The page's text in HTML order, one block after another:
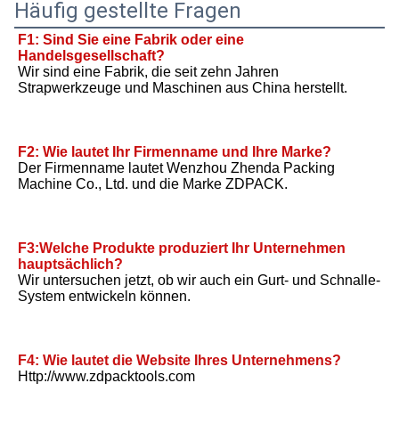
Häufig gestellte Fragen
F1: Sind Sie eine Fabrik oder eine
Handelsgesellschaft?
Wir sind eine Fabrik, die seit zehn Jahren
Strapwerkzeuge und Maschinen aus China herstellt.
F2: Wie lautet Ihr Firmenname und Ihre Marke?
Der Firmenname lautet Wenzhou Zhenda Packing
Machine Co., Ltd. und die Marke ZDPACK.
F3:Welche Produkte produziert Ihr Unternehmen
hauptsächlich?
Wir untersuchen jetzt, ob wir auch ein Gurt- und Schnalle-
System entwickeln können.
F4: Wie lautet die Website Ihres Unternehmens?
Http://www.zdpacktools.com